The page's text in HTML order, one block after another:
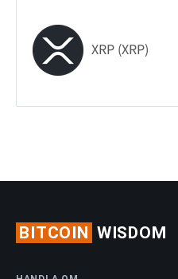
XRP (XRP)
BITCOIN WISDOM